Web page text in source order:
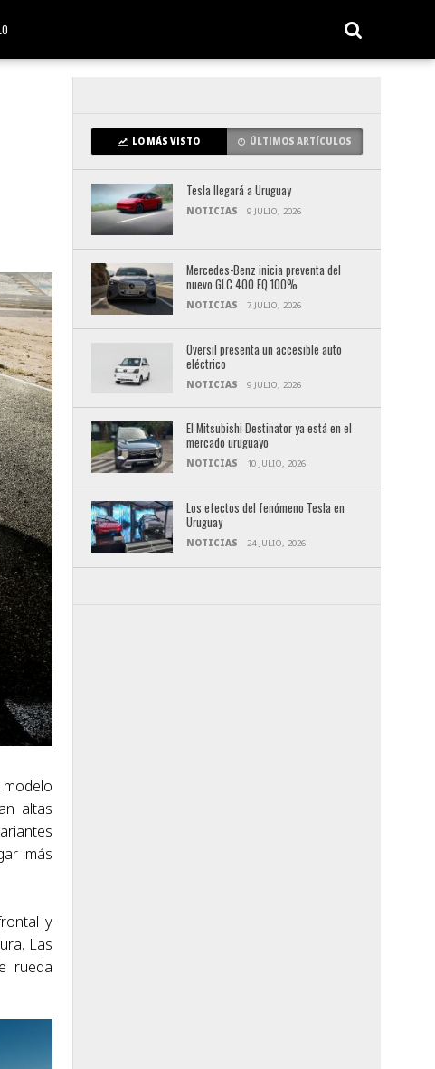
altas
más
y
Las
rueda
LO MÁS VISTO ÚLTIMOS ARTÍCULOS
Tesla llegará a Uruguay
NOTICIAS 9 JULIO, 2026
Mercedes-Benz inicia preventa del
nuevo GLC 400 EQ 100%
NOTICIAS 7 JULIO, 2026
Oversil presenta un accesible auto
eléctrico
NOTICIAS 9 JULIO, 2026
El Mitsubishi Destinator ya está en el
mercado uruguayo
NOTICIAS 10 JULIO, 2026
Los efectos del fenómeno Tesla en
Uruguay
NOTICIAS 24 JULIO, 2026